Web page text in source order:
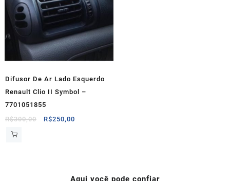
Difusor De Ar Lado Esquerdo
Renault Clio II Symbol –
7701051855
R$300,00
O
R$250,00
Aqui você pode confiar